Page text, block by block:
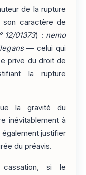
de la rupture
son caractère de
12/01373) : nemo
— celui qui
prive du droit de
la rupture
la gravité du
inévitablement à
également justifier
du préavis.
si le